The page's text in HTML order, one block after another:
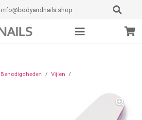
info@bodyandnails.shop
Benodigdheden / Vijlen /